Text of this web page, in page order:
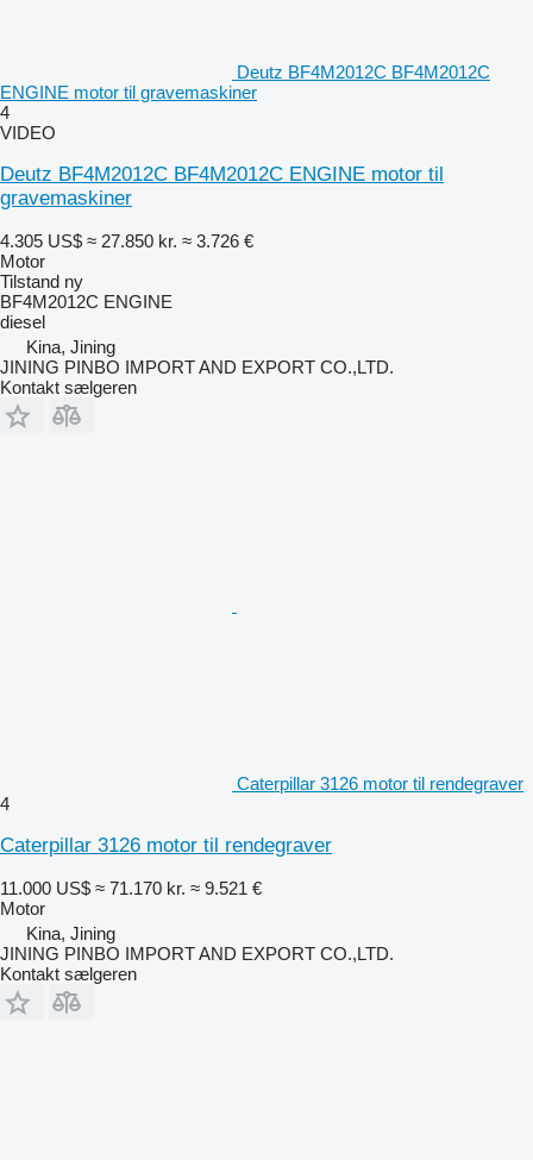
Deutz BF4M2012C BF4M2012C
ENGINE motor til gravemaskiner
4
VIDEO
Deutz BF4M2012C BF4M2012C ENGINE motor til
gravemaskiner
4.305 US$ ≈ 27.850 kr. ≈ 3.726 €
Motor
Tilstand ny
BF4M2012C ENGINE
diesel
Kina, Jining
JINING PINBO IMPORT AND EXPORT CO.,LTD.
Kontakt sælgeren
Caterpillar 3126 motor til rendegraver
4
Caterpillar 3126 motor til rendegraver
11.000 US$ ≈ 71.170 kr. ≈ 9.521 €
Motor
Kina, Jining
JINING PINBO IMPORT AND EXPORT CO.,LTD.
Kontakt sælgeren